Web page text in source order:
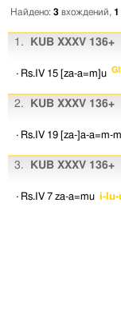
Найдено: 3 вхождений, 1
1. KUB XXXV
· Rs.IV 15 [za-a=m]u
2. KUB XXXV
· Rs.IV 19 [za-]a-a=m-
3. KUB XXXV
· Rs.IV 7 za-a=mu i-lu-